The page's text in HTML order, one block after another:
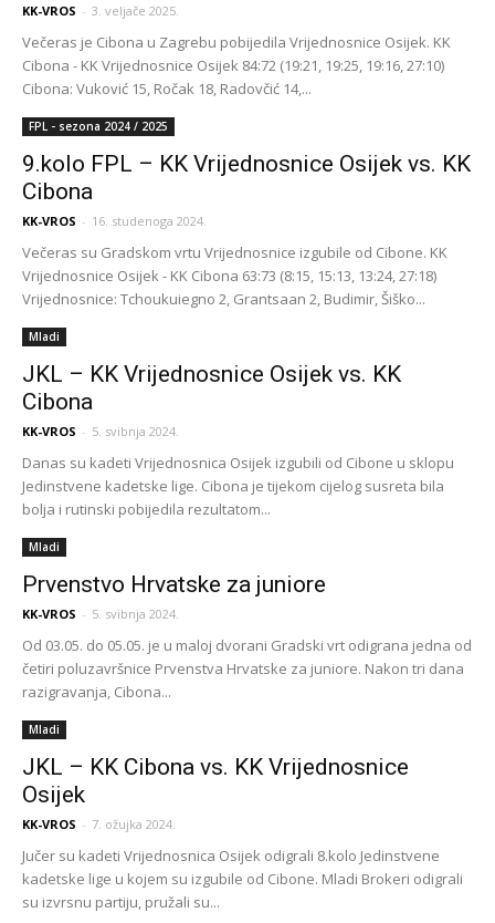
KK-VROS - 3. veljače 2025.
Večeras je Cibona u Zagrebu pobijedila Vrijednosnice Osijek. KK
Cibona - KK Vrijednosnice Osijek 84:72 (19:21, 19:25, 19:16, 27:10)
Cibona: Vuković 15, Ročak 18, Radovčić 14,...
FPL - sezona 2024 / 2025
9.kolo FPL – KK Vrijednosnice Osijek vs. KK
Cibona
KK-VROS - 16. studenoga 2024.
Večeras su Gradskom vrtu Vrijednosnice izgubile od Cibone. KK
Vrijednosnice Osijek - KK Cibona 63:73 (8:15, 15:13, 13:24, 27:18)
Vrijednosnice: Tchoukuiegno 2, Grantsaan 2, Budimir, Šiško...
Mladi
JKL – KK Vrijednosnice Osijek vs. KK
Cibona
KK-VROS - 5. svibnja 2024.
Danas su kadeti Vrijednosnica Osijek izgubili od Cibone u sklopu
Jedinstvene kadetske lige. Cibona je tijekom cijelog susreta bila
bolja i rutinski pobijedila rezultatom...
Mladi
Prvenstvo Hrvatske za juniore
KK-VROS - 5. svibnja 2024.
Od 03.05. do 05.05. je u maloj dvorani Gradski vrt odigrana jedna od
četiri poluzavršnice Prvenstva Hrvatske za juniore. Nakon tri dana
razigravanja, Cibona...
Mladi
JKL – KK Cibona vs. KK Vrijednosnice
Osijek
KK-VROS - 7. ožujka 2024.
Jučer su kadeti Vrijednosnica Osijek odigrali 8.kolo Jedinstvene
kadetske lige u kojem su izgubile od Cibone. Mladi Brokeri odigrali
su izvrsnu partiju, pružali su...